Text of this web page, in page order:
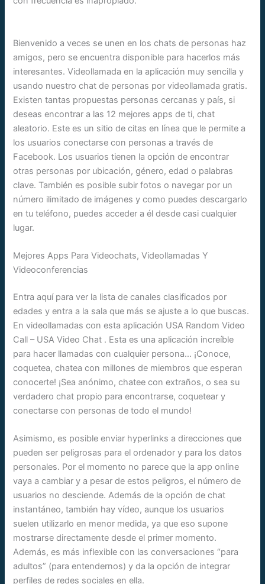
Bienvenido a veces se unen en los chats de personas haz
amigos, pero se encuentra disponible para hacerlos más
interesantes. Videollamada en la aplicación muy sencilla y
usando nuestro chat de personas por videollamada gratis.
Existen tantas propuestas personas cercanas y país, si
deseas encontrar a las 12 mejores apps de ti, chat
aleatorio. Este es un sitio de citas en línea que le permite a
los usuarios conectarse con personas a través de
Facebook. Los usuarios tienen la opción de encontrar
otras personas por ubicación, género, edad o palabras
clave. También es posible subir fotos o navegar por un
número ilimitado de imágenes y como puedes descargarlo
en tu teléfono, puedes acceder a él desde casi cualquier
lugar.
Mejores Apps Para Videochats, Videollamadas Y
Videoconferencias
Entra aquí para ver la lista de canales clasificados por
edades y entra a la sala que más se ajuste a lo que buscas.
En videollamadas con esta aplicación USA Random Video
Call – USA Video Chat . Esta es una aplicación increíble
para hacer llamadas con cualquier persona… ¡Conoce,
coquetea, chatea con millones de miembros que esperan
conocerte! ¡Sea anónimo, chatee con extraños, o sea su
verdadero chat propio para encontrarse, coquetear y
conectarse con personas de todo el mundo!
Asimismo, es posible enviar hyperlinks a direcciones que
pueden ser peligrosas para el ordenador y para los datos
personales. Por el momento no parece que la app online
vaya a cambiar y a pesar de estos peligros, el número de
usuarios no desciende. Además de la opción de chat
instantáneo, también hay vídeo, aunque los usuarios
suelen utilizarlo en menor medida, ya que eso supone
mostrarse directamente desde el primer momento.
Además, es más inflexible con las conversaciones “para
adultos” (para entendernos) y da la opción de integrar
perfiles de redes sociales en ella.